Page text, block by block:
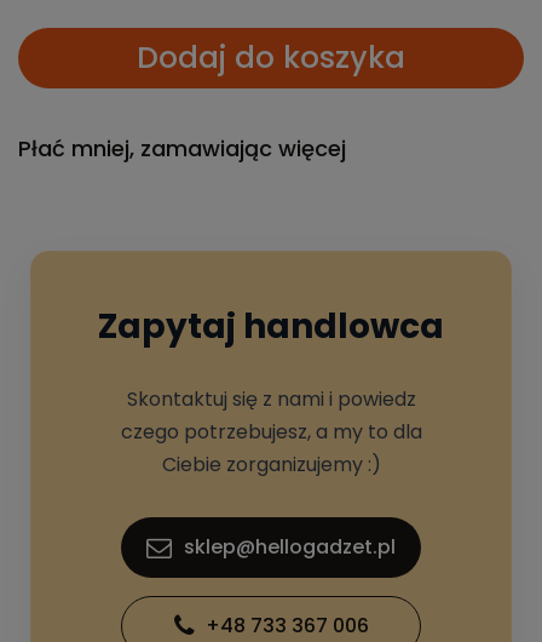
Dodaj do koszyka
Płać mniej, zamawiając więcej
Zapytaj handlowca
Skontaktuj się z nami i powiedz
czego potrzebujesz, a my to dla
Ciebie zorganizujemy :)
sklep@hellogadzet.pl
+48 733 367 006